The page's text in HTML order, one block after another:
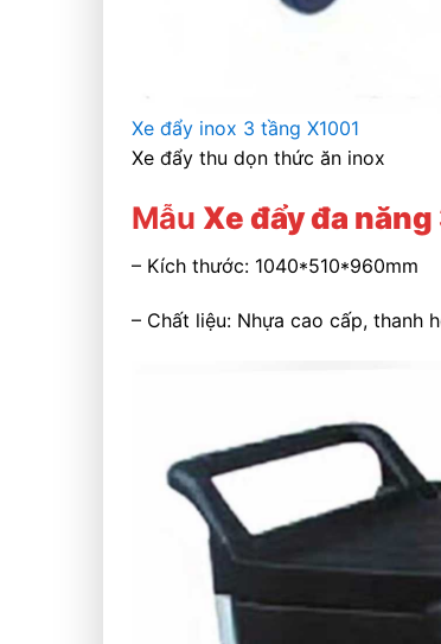
Xe đẩy inox 3 tầng X1001
Xe đẩy thu dọn thức ăn inox
Mẫu Xe đẩy đa
– Kích thước: 1040*510*960mm
– Chất liệu: Nhựa cao cấp, thanh